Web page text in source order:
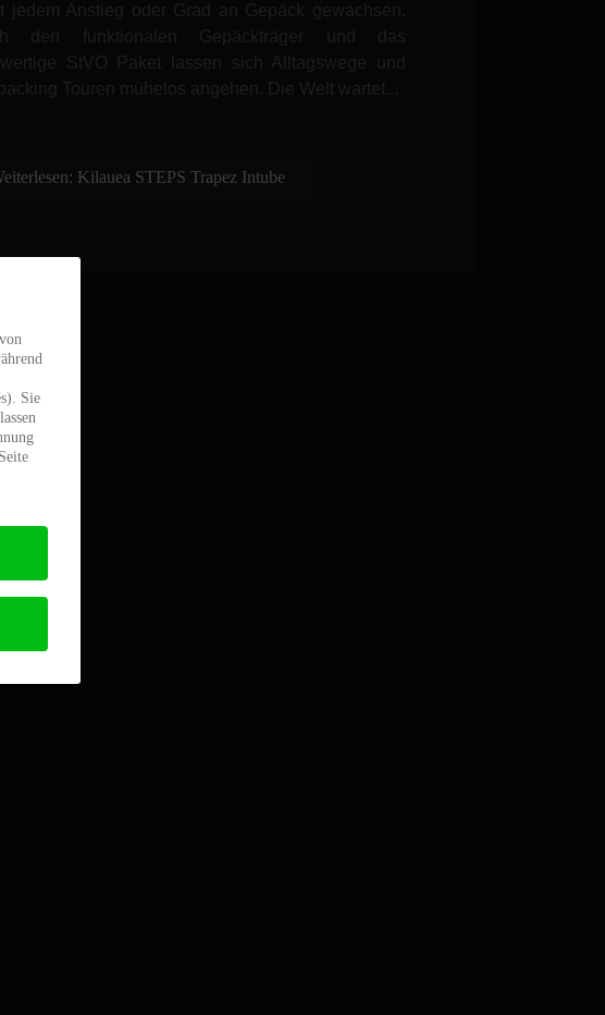
jedem Anstieg oder Grad an Gepäck gewachsen.
den funktionalen Gepäckträger und das
StVO Paket lassen sich Alltagswege und
Touren mühelos angehen. Die Welt wartet...
Kilauea STEPS Trapez Intube
Sie